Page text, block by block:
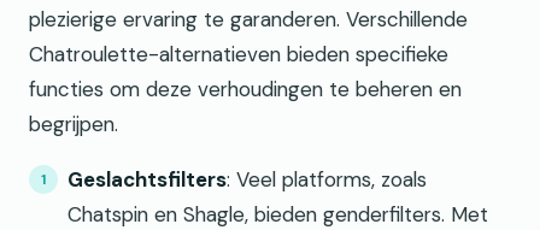
plezierige ervaring te garanderen. Verschillende
Chatroulette-alternatieven bieden specifieke
functies om deze verhoudingen te beheren en
begrijpen.
Geslachtsfilters: Veel platforms, zoals
Chatspin en Shagle, bieden genderfilters. Met